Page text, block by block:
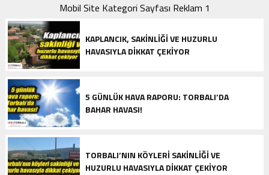
Mobil Site Kategori Sayfası Reklam 1
KAPLANCIK, SAKINLIĞI VE HUZURLU
HAVASIYLA DIKKAT ÇEKIYOR
5 GÜNLÜK HAVA RAPORU: TORBALI’DA
BAHAR HAVASI!
TORBALI’NIN KÖYLERİ SAKİNLİĞİ VE
HUZURLU HAVASIYLA DİKKAT ÇEKİYOR